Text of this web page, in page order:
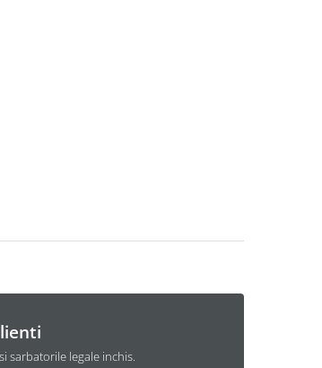
sarbatorile legale inchis.